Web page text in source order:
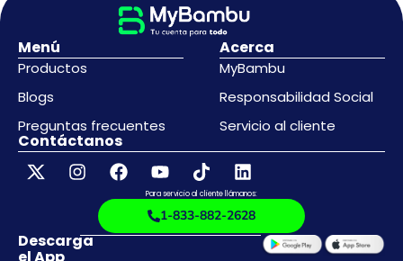
Menú
Productos
Blogs
Preguntas frecuentes
Acerca
MyBambu
Responsabilidad Social
Servicio al cliente
Contáctanos
Para servicio al cliente llámanos:
1-833-882-2628
Descarga